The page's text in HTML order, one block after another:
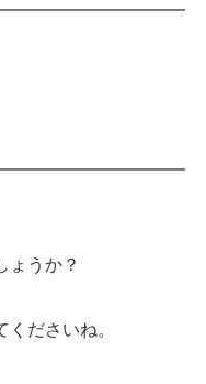
ょうか？
ださいね。